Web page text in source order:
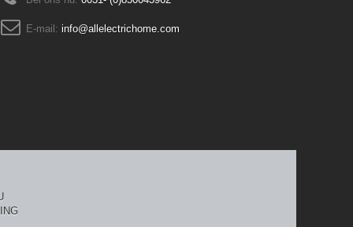
E-mail: info@allelectrichome.com